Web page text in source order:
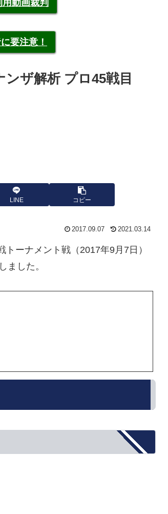
動画裁判
要注意！
ザ解析 プロ45戦目
LINE コピー
2017.09.07 2021.03.14
ーナメント戦（2017年9月7日）
ました。